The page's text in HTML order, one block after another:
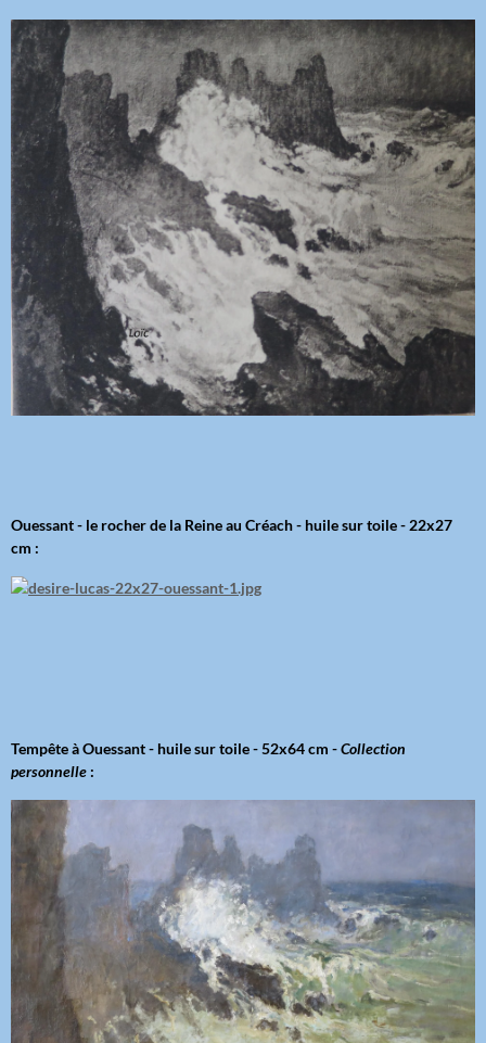
Ouessant - le rocher de la Reine au Créach - huile sur toile - 22x27
cm :
Tempête à Ouessant - huile sur toile - 52x64 cm -Collection
personnelle :